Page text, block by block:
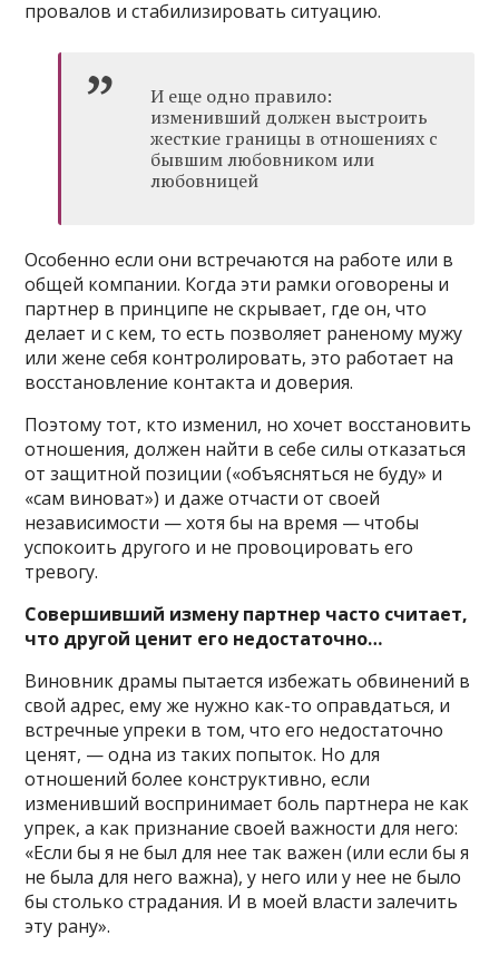
провалов и стабилизировать ситуацию.
И еще одно правило:
изменивший должен выстроить
жесткие границы в отношениях с
бывшим любовником или
любовницей
Особенно если они встречаются на работе или в
общей компании. Когда эти рамки оговорены и
партнер в принципе не скрывает, где он, что
делает и с кем, то есть позволяет раненому мужу
или жене себя контролировать, это работает на
восстановление контакта и доверия.
Поэтому тот, кто изменил, но хочет восстановить
отношения, должен найти в себе силы отказаться
от защитной позиции («объясняться не буду» и
«сам виноват») и даже отчасти от своей
независимости — хотя бы на время — чтобы
успокоить другого и не провоцировать его
тревогу.
Совершивший измену партнер часто считает,
что другой ценит его недостаточно…
Виновник драмы пытается избежать обвинений в
свой адрес, ему же нужно как-то оправдаться, и
встречные упреки в том, что его недостаточно
ценят, — одна из таких попыток. Но для
отношений более конструктивно, если
изменивший воспринимает боль партнера не как
упрек, а как признание своей важности для него:
«Если бы я не был для нее так важен (или если бы я
не была для него важна), у него или у нее не было
бы столько страдания. И в моей власти залечить
эту рану».